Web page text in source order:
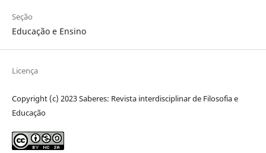
Seção
Educação e Ensino
Licença
Copyright (c) 2023 Saberes: Revista interdisciplinar de Filosofia e
Educação